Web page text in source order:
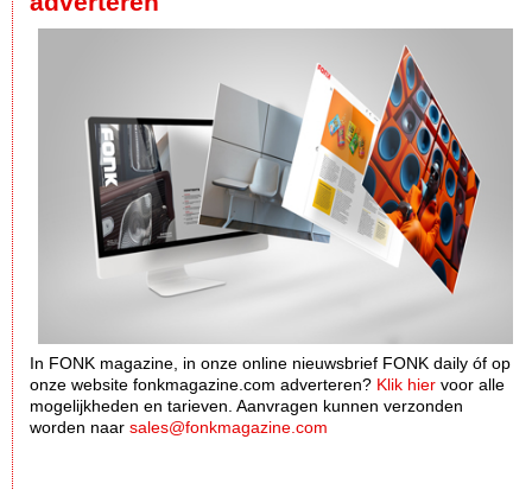
In FONK magazine, in onze online nieuwsbrief FONK daily óf op
onze website fonkmagazine.com adverteren? Klik hier voor alle
mogelijkheden en tarieven. Aanvragen kunnen verzonden
worden naar sales@fonkmagazine.com